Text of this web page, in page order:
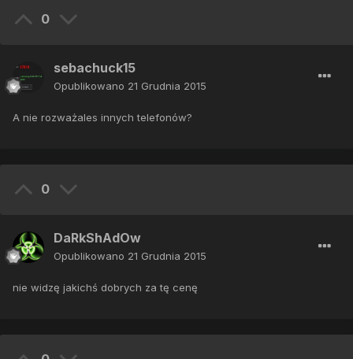
0
sebachuck15
Opublikowano 21 Grudnia 2015
A nie rozważales innych telefonów?
0
DaRkShAdOw
Opublikowano 21 Grudnia 2015
nie widzę jakichś dobrych za tę cenę